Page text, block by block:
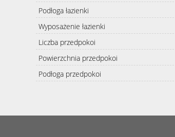
Podłoga łazienki
Wyposażenie łazienki
Liczba przedpokoi
Powierzchnia przedpokoi
Podłoga przedpokoi